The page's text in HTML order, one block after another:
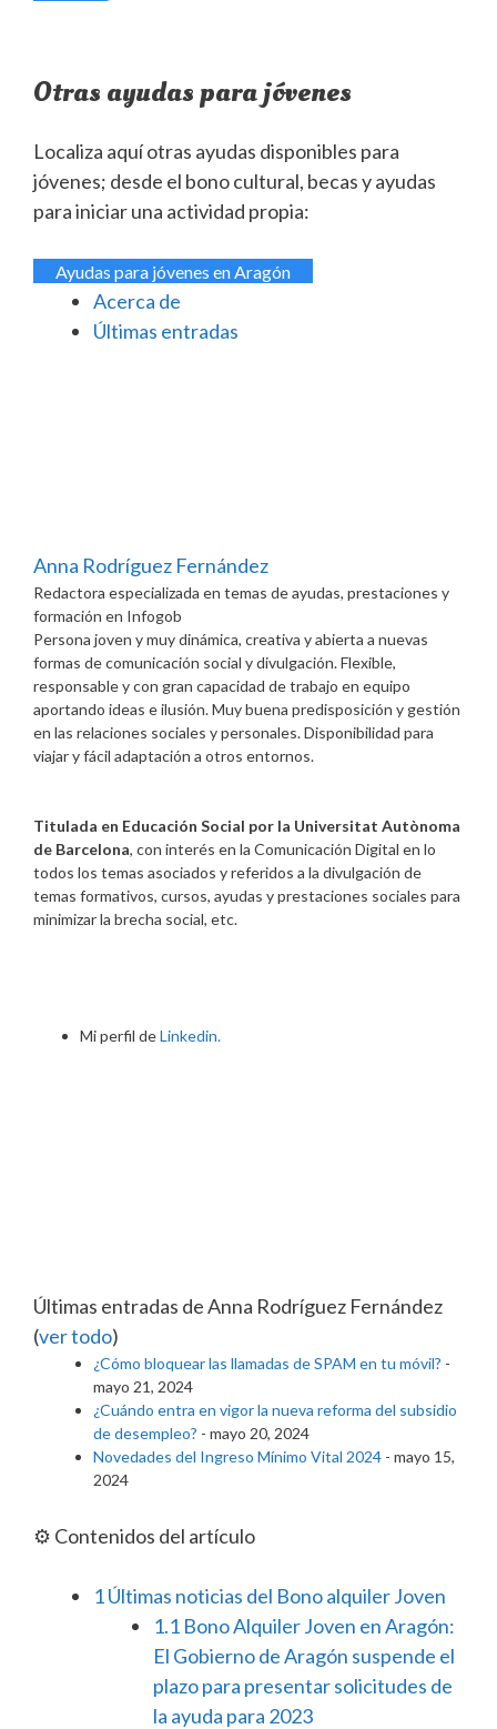
Otras ayudas para jóvenes
Localiza aquí otras ayudas disponibles para
jóvenes; desde el bono cultural, becas y ayudas
para iniciar una actividad propia:
Ayudas para jóvenes en Aragón
Acerca de
Últimas entradas
Anna Rodríguez Fernández
Redactora especializada en temas de ayudas, prestaciones y
formación en Infogob
Persona joven y muy dinámica, creativa y abierta a nuevas
formas de comunicación social y divulgación. Flexible,
responsable y con gran capacidad de trabajo en equipo
aportando ideas e ilusión. Muy buena predisposición y gestión
en las relaciones sociales y personales. Disponibilidad para
viajar y fácil adaptación a otros entornos.
Titulada en Educación Social por la Universitat Autònoma
de Barcelona, con interés en la Comunicación Digital en lo
todos los temas asociados y referidos a la divulgación de
temas formativos, cursos, ayudas y prestaciones sociales para
minimizar la brecha social, etc.
Mi perfil deLinkedin.
Últimas entradas de Anna Rodríguez Fernández
(ver todo)
¿Cómo bloquear las llamadas de SPAM en tu móvil? -
mayo 21, 2024
¿Cuándo entra en vigor la nueva reforma del subsidio
de desempleo? - mayo 20, 2024
Novedades del Ingreso Mínimo Vital 2024 - mayo 15,
2024
⚙️ Contenidos del artículo
1Últimas noticias del Bono alquiler Joven
1.1 Bono Alquiler Joven en Aragón:
El Gobierno de Aragón suspende el
plazo para presentar solicitudes de
la ayuda para 2023